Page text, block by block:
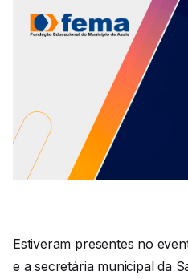
Estiveram presentes no
e a secretária municipal da